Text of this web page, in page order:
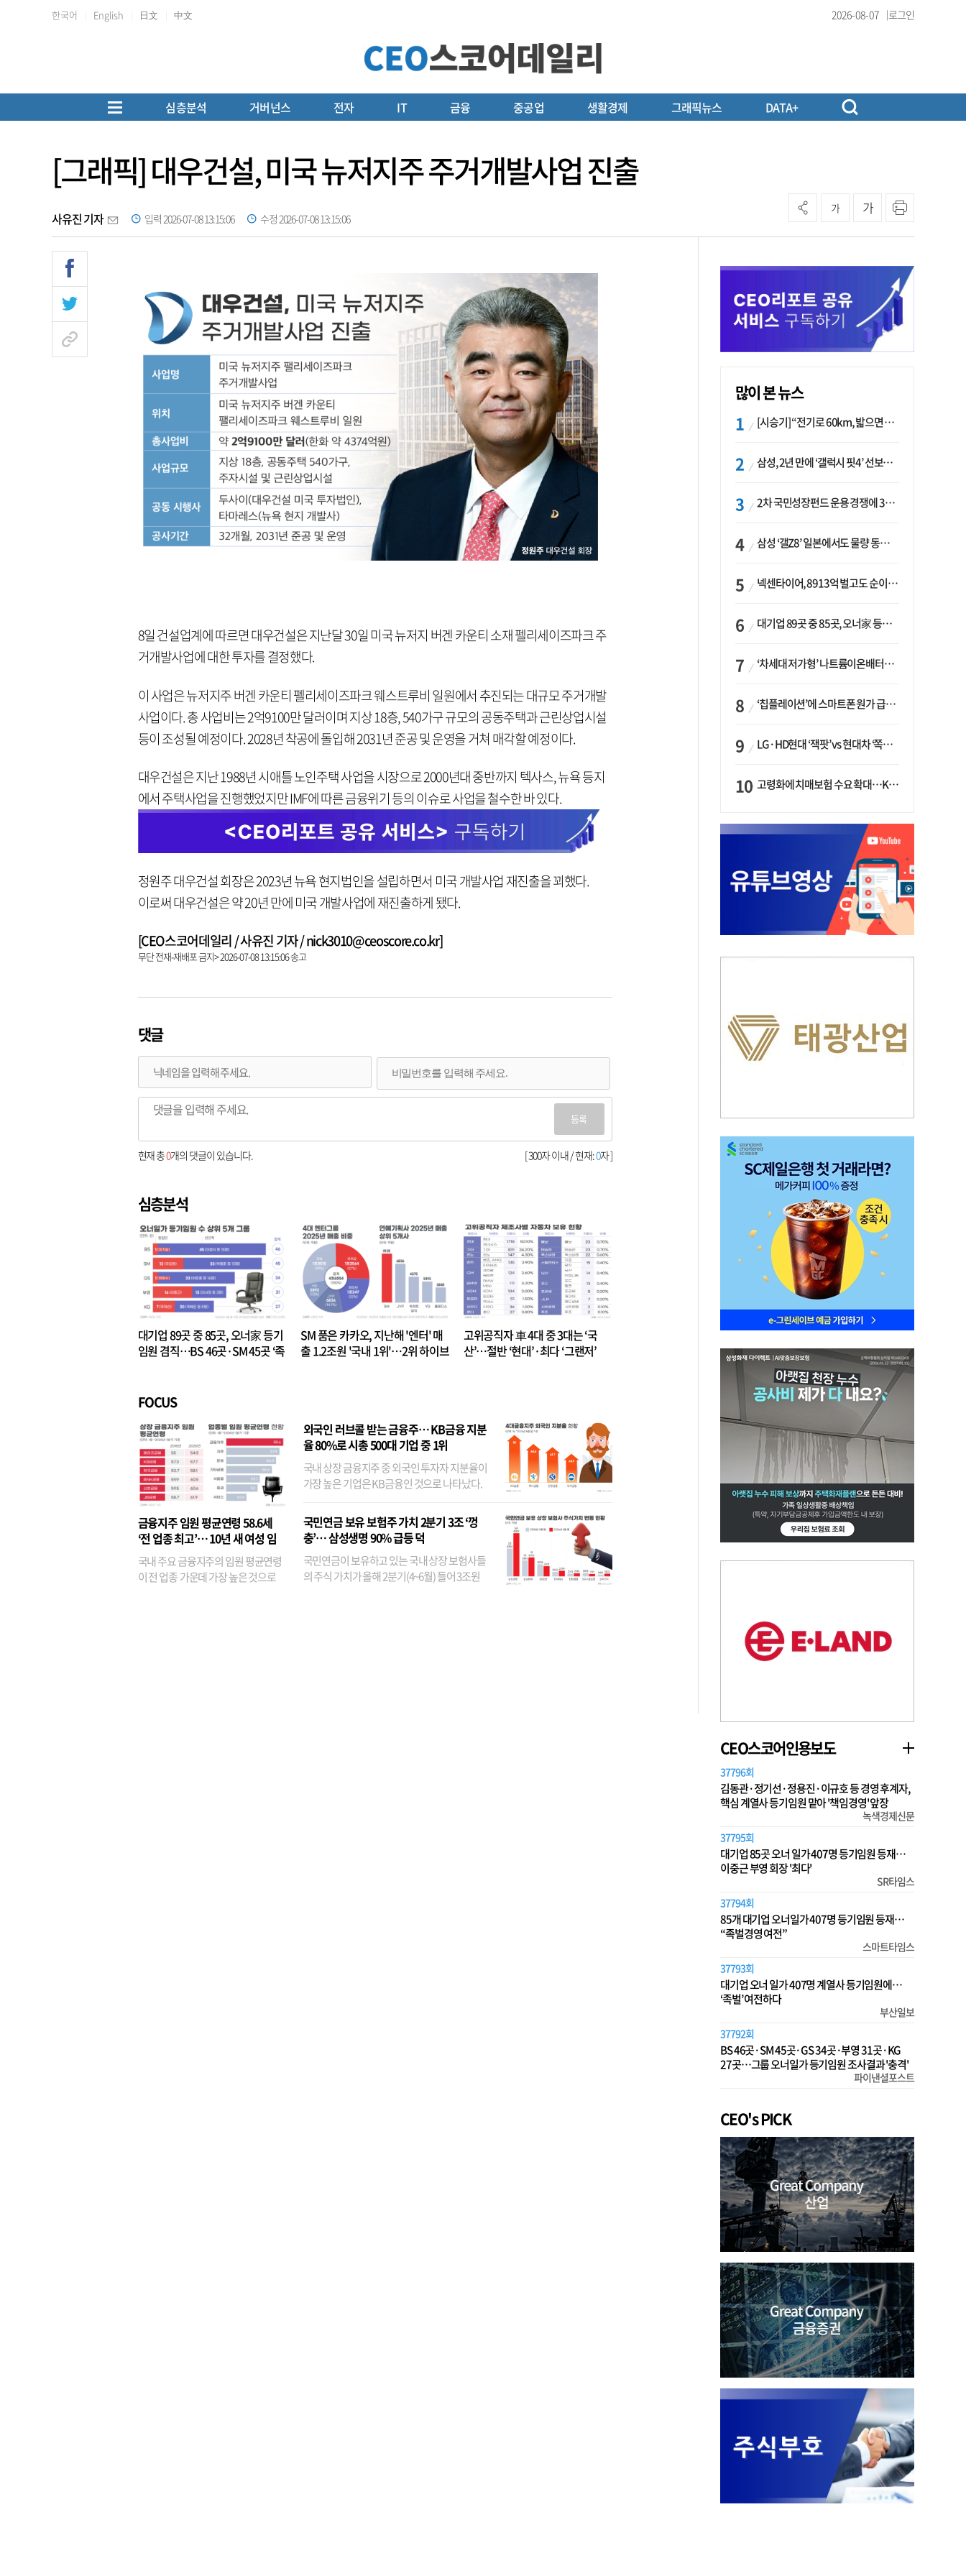
한국어 English 日文 中文 2026-08-07 로그인
심층분석 거버넌스 전자 IT 금융 중공업 생활경제 그래픽뉴스 DATA+
[그래픽] 대우건설, 미국 뉴저지주 주거개발사업 진출
사유진 기자 입력 2026-07-08 13:15:06 수정 2026-07-08 13:15:06
가 가
8일 건설업계에 따르면 대우건설은 지난달 30일 미국 뉴저지 버겐 카운티 소재 펠리세이즈파크 주
거개발사업에 대한 투자를 결정했다.
이 사업은 뉴저지주 버겐 카운티 펠리세이즈파크 웨스트루비 일원에서 추진되는 대규모 주거개발
사업이다. 총 사업비는 2억9100만 달러이며 지상 18층, 540가구 규모의 공동주택과 근린상업시설
등이 조성될 예정이다. 2028년 착공에 돌입해 2031년 준공 및 운영을 거쳐 매각할 예정이다.
대우건설은 지난 1988년 시애틀 노인주택 사업을 시장으로 2000년대 중반까지 텍사스, 뉴욕 등지
에서 주택사업을 진행했었지만 IMF에 따른 금융위기 등의 이슈로 사업을 철수한 바 있다.
정원주 대우건설 회장은 2023년 뉴욕 현지법인을 설립하면서 미국 개발사업 재진출을 꾀했다.
이로써 대우건설은 약 20년 만에 미국 개발사업에 재진출하게 됐다.
[CEO스코어데일리 / 사유진 기자 / nick3010@ceoscore.co.kr]
무단 전재-재배포 금지> 2026-07-08 13:15:06 송고
댓글
등록
[ 300자 이내 / 현재:0자 ]
현재 총0개의 댓글이 있습니다.
심층분석
대기업 89곳 중 85곳, 오너家 등기
임원 겸직…BS 46곳·SM 45곳 ‘족
SM 품은 카카오, 지난해 '엔터' 매
출 1.2조원 '국내 1위'…2위 하이브
고위공직자 車 4대 중 3대는 ‘국
산’…절반 ‘현대’·최다 ‘그랜저’
FOCUS
금융지주 임원 평균연령 58.6세
‘전 업종 최고’… 10년 새 여성 임
원은 14배 껑충
국내 주요 금융지주의 임원 평균연령
이 전 업종 가운데 가장 높은 것으로
외국인 러브콜 받는 금융주… KB금융 지분
율 80%로 시총 500대 기업 중 1위
국내 상장 금융지주 중 외국인 투자자 지분율이
가장 높은 기업은 KB금융인 것으로 나타났다.
융이었다. 특히 KB금융은 지난달 말 기준 해외
기관투자자 지분율이...
국민연금 보유 보험주 가치 2분기 3조 ‘껑
충’… 삼성생명 90% 급등 덕
국민연금이 보유하고 있는 국내 상장 보험사들
의 주식 가치가 올해 2분기(4~6월) 들어 3조원
많이 본 뉴스
[시승기] “전기로 60km, 밟으면 462마력”…볼보 XC60 T8의 두 얼굴
삼성, 2년 만에 ‘갤럭시 핏4’ 선보이나…웨어러블 생태계 확장 ‘시동’
2차 국민성장펀드 운용 경쟁에 33개사 몰렸다…신한·하나 등 새 얼굴 대거 합류
삼성 ‘갤Z8’ 일본에서도 물량 동났다…애플 참전 앞두고 선두 수성 ‘시험대’
넥센타이어, 8913억 벌고도 순이익 2억…유럽 세부담에 이익 증발
대기업 89곳 중 85곳, 오너家 등기임원 겸직…BS 46곳·SM 45곳 ‘족벌경영’ 고착화
‘차세대 저가형’ 나트륨이온배터리 시대 오나…LG화학·에코프로, 상용화 속도낸다
‘칩플레이션’에 스마트폰 원가 급등…삼성전자, ‘엑시노스’ 채택 확대하나
LG·HD현대 ‘잭팟’ vs 현대차 ‘쪽박’…글로벌 사모펀드, 韓 대기업 투자 ‘희비’
고령화에 치매보험 수요 확대…KB손보·삼성화재가 ‘시장 주도’
CEO스코어인용보도
37796회
김동관·정기선·정용진·이규호 등 경영 후계자,
핵심 계열사 등기임원 맡아 '책임경영' 앞장
녹색경제신문
37795회
대기업 85곳 오너 일가 407명 등기임원 등재…
이중근 부영 회장 '최다'
SR타임스
37794회
85개 대기업 오너일가 407명 등기임원 등재…
“족벌경영 여전”
스마트타임스
37793회
대기업 오너 일가 407명 계열사 등기임원에…
‘족벌’ 여전하다
부산일보
37792회
BS 46곳·SM 45곳·GS 34곳·부영 31곳·KG
27곳…그룹 오너일가 등기임원 조사결과 '충격'
파이낸셜포스트
CEO's PICK